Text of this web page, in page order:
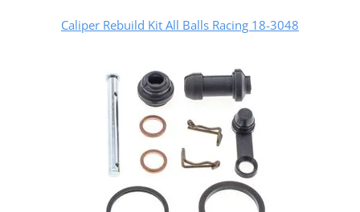
Caliper Rebuild Kit All Balls Racing 18-3048